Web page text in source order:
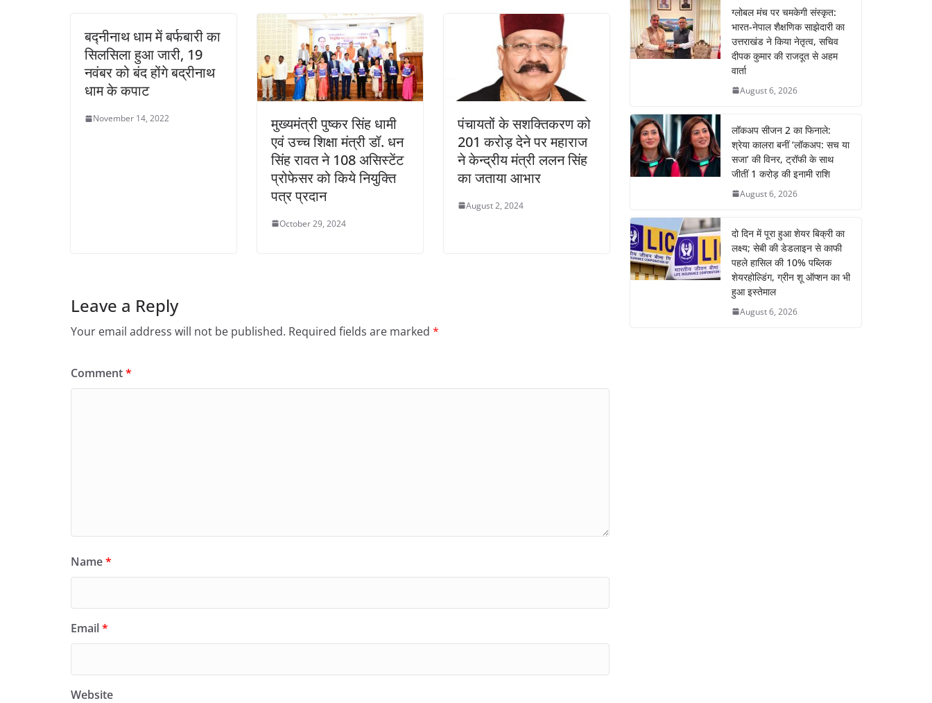
बद्नीनाथ धाम में बर्फबारी का
सिलसिला हुआ जारी, 19
नवंबर को बंद होंगे बद्रीनाथ
धाम के कपाट
November 14, 2022
मुख्यमंत्री पुष्कर सिंह धामी
एवं उच्च शिक्षा मंत्री डॉ. धन
सिंह रावत ने 108 असिस्टेंट
प्रोफेसर को किये नियुक्ति
पत्र प्रदान
October 29, 2024
पंचायतों के सशक्तिकरण को
201 करोड़ देने पर महाराज
ने केन्द्रीय मंत्री ललन सिंह
का जताया आभार
August 2, 2024
Leave a Reply
Your email address will not be published. Required fields are marked *
Comment*
Name*
Email*
Website
ग्लोबल मंच पर चमकेगी संस्कृत:
भारत-नेपाल शैक्षणिक साझेदारी का
उत्तराखंड ने किया नेतृत्व, सचिव
दीपक कुमार की राजदूत से अहम
वार्ता
August 6, 2026
लॉकअप सीजन 2 का फिनाले:
श्रेया कालरा बनीं ‘लॉकअप: सच या
सजा’ की विनर, ट्रॉफी के साथ
जीतीं 1 करोड़ की इनामी राशि
August 6, 2026
दो दिन में पूरा हुआ शेयर बिक्री का
लक्ष्य; सेबी की डेडलाइन से काफी
पहले हासिल की 10% पब्लिक
शेयरहोल्डिंग, ग्रीन शू ऑप्शन का भी
हुआ इस्तेमाल
August 6, 2026